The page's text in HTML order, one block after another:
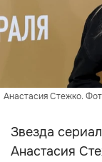
Анастасия Стежко.
Звезда
Анастасия